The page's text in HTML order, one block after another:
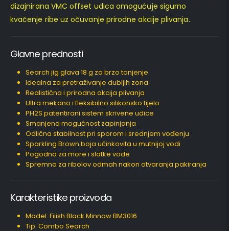
dizajnirana VMC offset udica omogućuje sigurno
kvačenje ribe uz očuvanje prirodne akcije plivanja.
Glavne prednosti
Search jig glava 18 g za brzo tonjenje
Idealna za pretraživanje dubljih zona
Realistična i prirodna akcija plivanja
Ultra mekano i fleksibilno silikonsko tijelo
PH2S patentirani sistem skrivene udice
Smanjena mogućnost zapinjanja
Odlična stabilnost pri sporom i srednjem vođenju
Sparkling Brown boja učinkovita u mutnijoj vodi
Pogodna za more i slatke vode
Spremna za ribolov odmah nakon otvaranja pakiranja
Karakteristike proizvoda
Model: Fiiish Black Minnow BM3016
Tip: Combo Search